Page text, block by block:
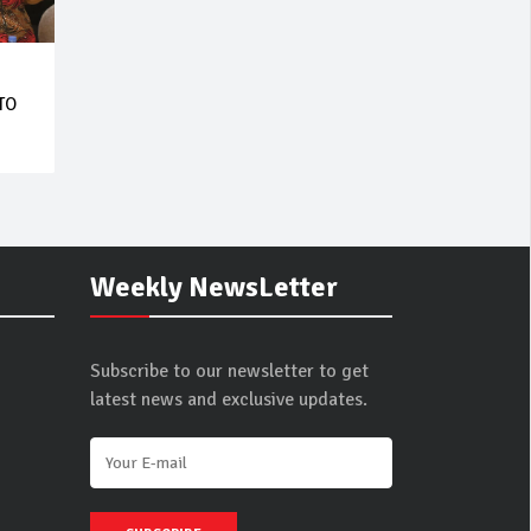
Weekly NewsLetter
Subscribe to our newsletter to get
latest news and exclusive updates.